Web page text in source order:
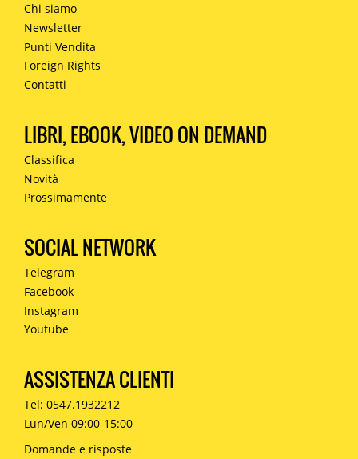
Chi siamo
Newsletter
Punti Vendita
Foreign Rights
Contatti
LIBRI, EBOOK, VIDEO ON DEMAND
Classifica
Novità
Prossimamente
SOCIAL NETWORK
Telegram
Facebook
Instagram
Youtube
ASSISTENZA CLIENTI
Tel: 0547.1932212
Lun/Ven 09:00-15:00
Domande e risposte